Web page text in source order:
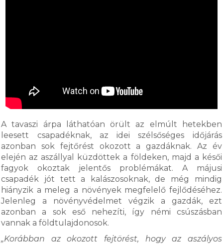
A tavaszi árpa láthatóan örült az elmúlt hetekben
leesett csapadéknak, az idei szélsőséges időjárás
azonban sok fejtőrést okozott a gazdáknak. Az év
elején az aszállyal küzdöttek a földeken, majd a késői
fagyok okoztak jelentős problémákat. A májusi
csapadék jót tett a kalászosoknak, de még mindig
hiányzik a meleg a növények megfelelő fejlődéséhez.
Jelenleg a növényvédelmet végzik a gazdák, ezt
azonban a sok eső nehezíti, így némi csúszásban
vannak a földtulajdonosok.
„Korábban az okozott fejtörést, hogy az aszályos